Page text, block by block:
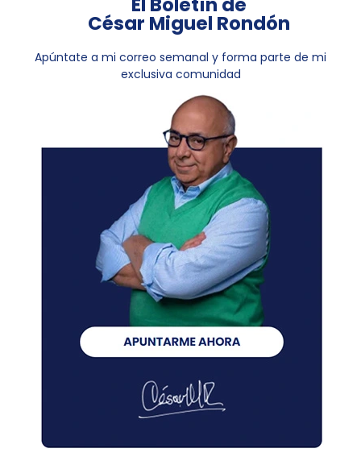
César Miguel Rondón
Apúntate a mi correo semanal y forma parte de mi
exclusiva comunidad